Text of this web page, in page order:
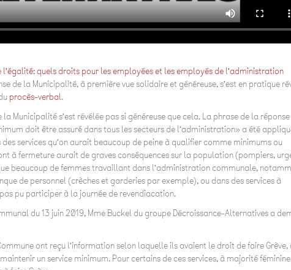
l’égalité: quels droits pour les employées et les employés de l’administration
de la Municipalité, à première vue solidaire et généreuse, s’est en pratique
procès-verbal.
Municipalité s’est révélée pas si généreuse que cela. La phrase de la
doit être assuré dans tous les secteurs de l’administration» a été
services qu’on aurait beaucoup de peine à qualifier comme minimums ou
à fermeture aurait de graves conséquences sur la population (pompiers,
beaucoup de femmes travaillant dans l’administration communale,
de personnel (crèches et garderies par exemple), ou dans des services à
pu participer à la journée de revendiacation.
du 13 juin 2019, Mme Buckel du groupe Décroissance-Alternatives a
ont reçu l’information selon laquelle ils avaient le droit de faire Grève,
un service minimum. Pour certains de ces services, à majorité